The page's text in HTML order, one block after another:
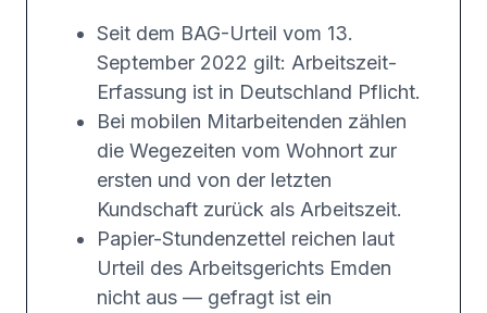
Seit dem BAG-Urteil vom 13.
September 2022 gilt: Arbeitszeit-
Erfassung ist in Deutschland Pflicht.
Bei mobilen Mitarbeitenden zählen
die Wegezeiten vom Wohnort zur
ersten und von der letzten
Kundschaft zurück als Arbeitszeit.
Papier-Stundenzettel reichen laut
Urteil des Arbeitsgerichts Emden
nicht aus — gefragt ist ein